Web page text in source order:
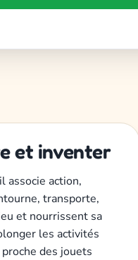
et inventer
associe action,
transporte,
et nourrissent sa
les activités
des jouets